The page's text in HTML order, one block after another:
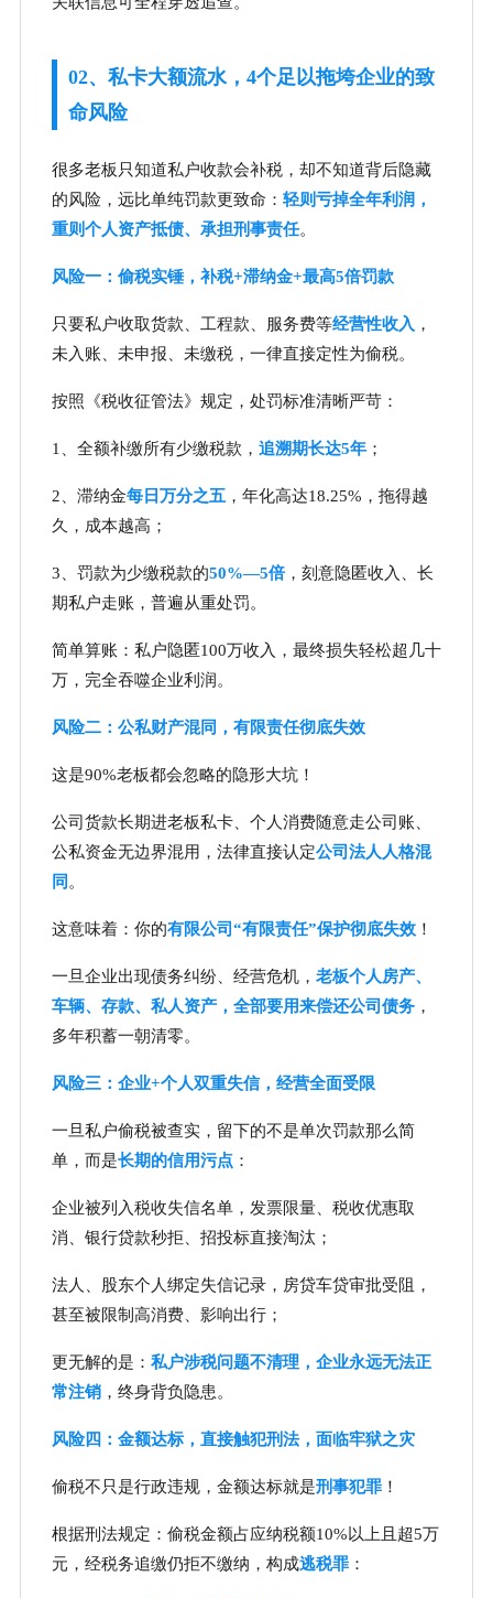
02、私卡大额流水，4个足以拖垮企业的致
命风险
很多老板只知道私户收款会补税，却不知道背后隐藏
的风险，远比单纯罚款更致命： 轻则亏掉全年利润，
重则个人资产抵债、承担刑事责任。
风险一：偷税实锤，补税+滞纳金+最高5倍罚款
只要私户收取货款、工程款、服务费等经营性收入 ，
未入账、未申报、未缴税，一律直接定性为偷税。
按照《税收征管法》规定，处罚标准清晰严苛：
1、全额补缴所有少缴税款， 追溯期长达5年；
2、滞纳金每日万分之五，年化高达18.25%，拖得越
久，成本越高；
3、罚款为少缴税款的50%—5倍，刻意隐匿收入、长
期私户走账，普遍从重处罚。
简单算账：私户隐匿100万收入，最终损失轻松超几十
万，完全吞噬企业利润。
风险二：公私财产混同，有限责任彻底失效
这是90%老板都会忽略的隐形大坑！
公司货款长期进老板私卡、个人消费随意走公司账、
公私资金无边界混用，法律直接认定公司法人人格混
同 。
这意味着：你的有限公司“有限责任”保护彻底失效！
一旦企业出现债务纠纷、经营危机， 老板个人房产、
车辆、存款、私人资产，全部要用来偿还公司债务，
多年积蓄一朝清零。
风险三：企业+个人双重失信，经营全面受限
一旦私户偷税被查实，留下的不是单次罚款那么简
单，而是长期的信用污点：
企业被列入税收失信名单，发票限量、税收优惠取
消、银行贷款秒拒、招投标直接淘汰；
法人、股东个人绑定失信记录，房贷车贷审批受阻，
甚至被限制高消费、影响出行；
更无解的是： 私户涉税问题不清理，企业永远无法正
常注销，终身背负隐患。
风险四：金额达标，直接触犯刑法，面临牢狱之灾
偷税不只是行政违规，金额达标就是刑事犯罪！
根据刑法规定：偷税金额占应纳税额10%以上且超5万
元，经税务追缴仍拒不缴纳，构成逃税罪：